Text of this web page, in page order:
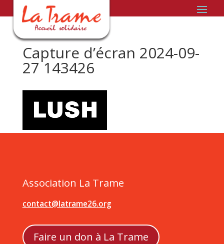
Capture d’écran 2024-09-
27 143426
Association La Trame
contact@latrame26.org
Faire un don à La Trame